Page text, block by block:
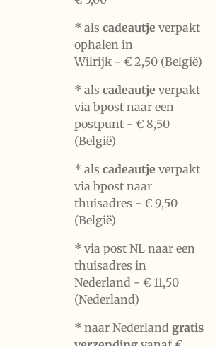
* als cadeautje verpakt
ophalen in
Wilrijk - € 2,50 (België)
* als cadeautje verpakt
via bpost naar een
postpunt - € 8,50
(België)
* als cadeautje verpakt
via bpost naar
thuisadres - € 9,50
(België)
* via post NL naar een
thuisadres in
Nederland - € 11,50
(Nederland)
* naar Nederland gratis